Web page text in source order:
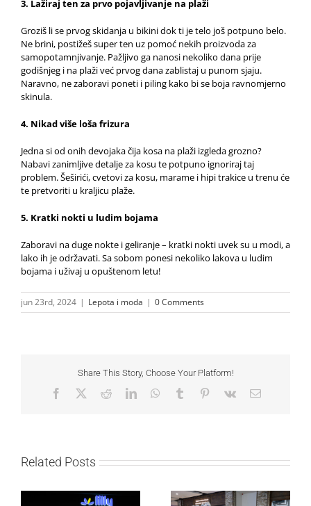
3. Lažiraj ten za prvo pojavljivanje na plaži
Groziš li se prvog skidanja u bikini dok ti je telo još potpuno belo.
Ne brini, postižeš super ten uz pomoć nekih proizvoda za
samopotamnjivanje. Pažljivo ga nanosi nekoliko dana prije
godišnjeg i na plaži već prvog dana zablistaj u punom sjaju.
Naravno, ne zaboravi poneti i piling kako bi se boja ravnomjerno
skinula.
4. Nikad više loša frizura
Jedna si od onih devojaka čija kosa na plaži izgleda grozno?
Nabavi zanimljive detalje za kosu te potpuno ignoriraj taj
problem. Šeširići, cvetovi za kosu, marame i hipi trakice u trenu će
te pretvoriti u kraljicu plaže.
5. Kratki nokti u ludim bojama
Zaboravi na duge nokte i geliranje – kratki nokti uvek su u modi, a
lako ih je održavati. Sa sobom ponesi nekoliko lakova u ludim
bojama i uživaj u opuštenom letu!
jun 23rd, 2024 | Lepota i moda | 0 Comments
Share This Story, Choose Your Platform!
Facebook RedditLinkedInWhatsApp
Tumblr Pinterest
Vk Email
Related Posts